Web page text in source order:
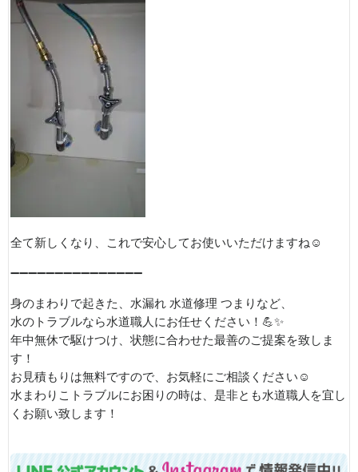
全て新しくなり、これで安心してお使いいただけますね☺
➖➖➖➖➖➖➖➖➖➖➖➖➖➖➖
身のまわりで起きた、水漏れ 水道修理 つまりなど、
水のトラブルなら水道職人にお任せください！💪✨
年中無休で駆けつけ、状態に合わせた最善のご提案を致しま
す！
お見積もりは無料ですので、お気軽にご相談ください☺
水まわりこトラブルにお困りの時は、是非とも水道職人を宜し
くお願い致します！